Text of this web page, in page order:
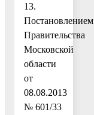
13.
Постановлением
Правительства
Московской
области
от
08.08.2013
№ 601/33